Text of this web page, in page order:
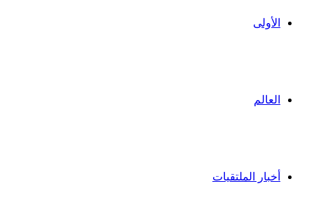
الأولى
العالم
أخبار الملتقيات